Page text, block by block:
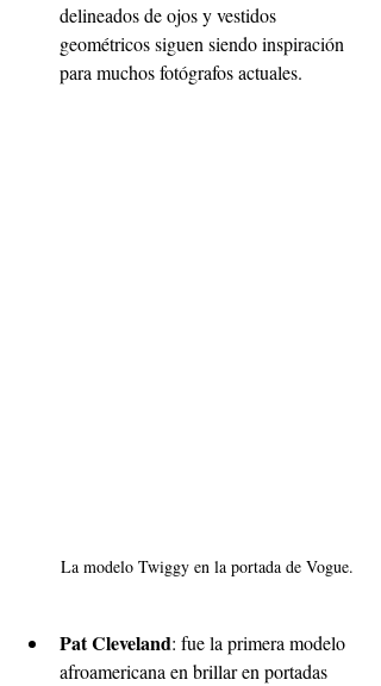
delineados de ojos y vestidos
geométricos siguen siendo inspiración
para muchos fotógrafos actuales.
La modelo Twiggy en la portada de Vogue.
Pat Cleveland: fue la primera modelo
afroamericana en brillar en portadas